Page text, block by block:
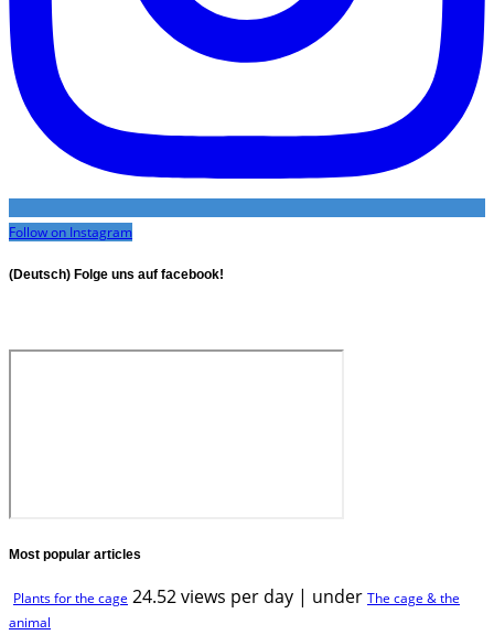
Follow on Instagram
(Deutsch) Folge uns auf facebook!
Most popular articles
Plants for the cage 24.52 views per day | under The cage & the
animal